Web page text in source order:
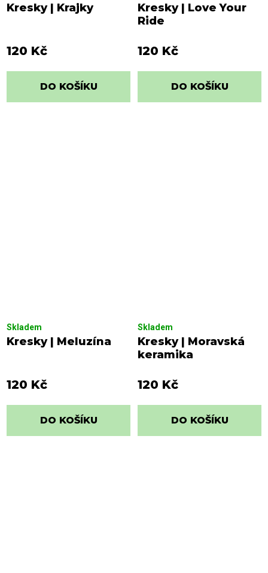
Kresky | Krajky
120 Kč
DO KOŠÍKU
Kresky | Love Your
Ride
120 Kč
DO KOŠÍKU
Kresky | Meluzína
Skladem
120 Kč
DO KOŠÍKU
Kresky | Moravská
keramika
Skladem
120 Kč
DO KOŠÍKU